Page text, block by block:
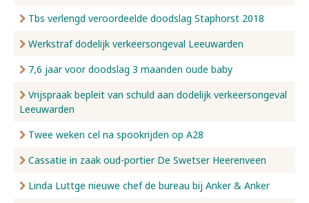
Tbs verlengd veroordeelde doodslag Staphorst 2018
Werkstraf dodelijk verkeersongeval Leeuwarden
7,6 jaar voor doodslag 3 maanden oude baby
Vrijspraak bepleit van schuld aan dodelijk verkeersongeval
Leeuwarden
Twee weken cel na spookrijden op A28
Cassatie in zaak oud-portier De Swetser Heerenveen
Linda Luttge nieuwe chef de bureau bij Anker & Anker